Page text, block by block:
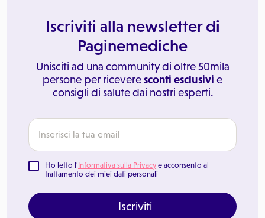
Iscriviti alla newsletter di
Paginemediche
Unisciti ad una community di oltre 50mila
persone per riceveresconti esclusivi e
consigli di salute dai nostri esperti.
Ho letto l'Informativa sulla Privacy e acconsento al
trattamento dei miei dati personali
Iscriviti